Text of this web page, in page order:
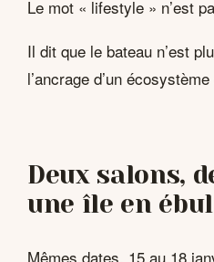
Le mot « lifestyle » n’est
Il dit que le bateau n’est
l’ancrage d’un
Deux salons,
une île en
Mêmes dates, 15 au 18